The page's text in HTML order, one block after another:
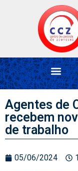
Agentes de
recebem
de trabalho
05/06/2024